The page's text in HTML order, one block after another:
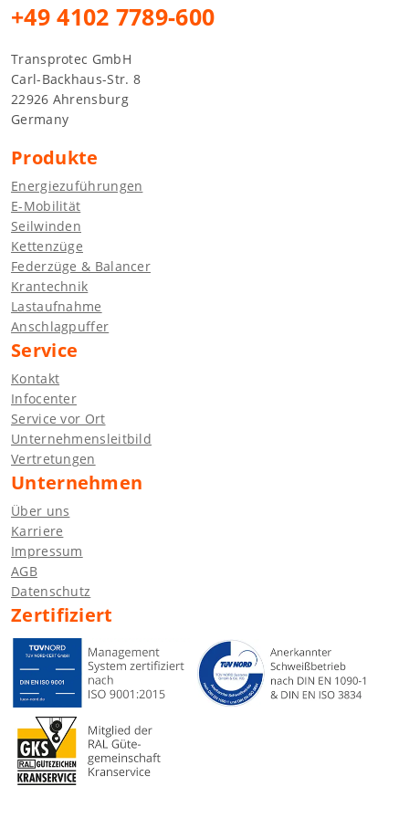
+49 4102 7789-600
Transprotec GmbH
Carl-Backhaus-Str. 8
22926 Ahrensburg
Germany
Produkte
Energiezuführungen
E-Mobilität
Seilwinden
Kettenzüge
Federzüge & Balancer
Krantechnik
Lastaufnahme
Anschlagpuffer
Service
Kontakt
Infocenter
Service vor Ort
Unternehmensleitbild
Vertretungen
Unternehmen
Über uns
Karriere
Impressum
AGB
Datenschutz
Zertifiziert